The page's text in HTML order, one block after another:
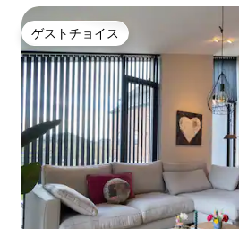
ゲストチョイス
ゲストチョイス